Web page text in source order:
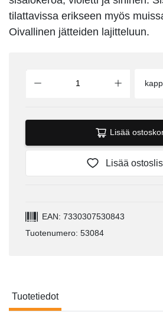
tilattavissa erikseen myös
Oivallinen jätteiden lajitteluun.
Lisää
Lisää
EAN: 7330307530843
Tuotenumero: 53084
Tuotetiedot